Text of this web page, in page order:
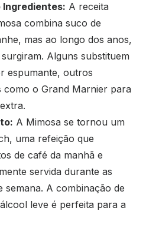
A receita
combina suco de
mas ao longo dos anos,
Alguns substituem
espumante, outros
como o Grand Marnier para
A Mimosa se tornou um
uma refeição que
de café da manhã e
servida durante as
semana. A combinação de
leve é perfeita para a